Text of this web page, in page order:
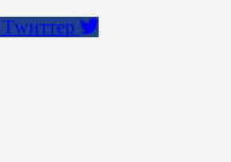
Тwиттер